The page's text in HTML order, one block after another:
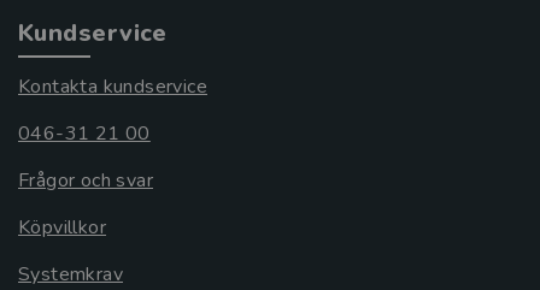
Kundservice
Kontakta kundservice
046-31 21 00
Frågor och svar
Köpvillkor
Systemkrav